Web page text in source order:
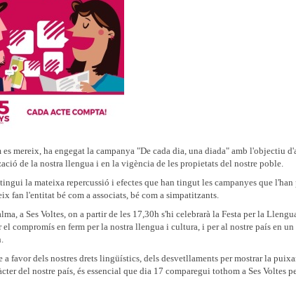
mereix, ha engegat la campanya "De cada dia, una diada" amb l'objectiu
de la nostra llengua i en la vigència de les propietats del nostre poble.
la mateixa repercussió i efectes que han tingut les campanyes que l'han
fan l'entitat bé com a associats, bé com a simpatitzants.
a Ses Voltes, on a partir de les 17,30h s'hi celebrarà la Festa per la
compromís en ferm per la nostra llengua i cultura, i per al nostre país en
favor dels nostres drets lingüístics, dels desvetllaments per mostrar la
del nostre país, és essencial que dia 17 comparegui tothom a Ses Voltes